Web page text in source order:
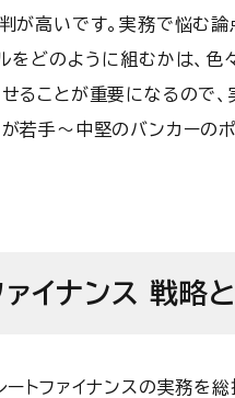
が高いです。実務で悩む
をどのように組むかは、
ることが重要になるので
若手～中堅のバンカーの
イナンス 戦略
トファイナンスの実務を